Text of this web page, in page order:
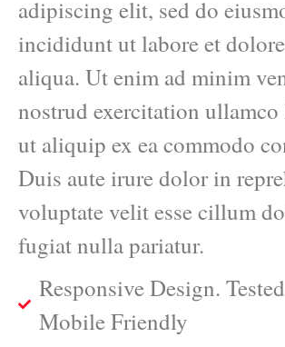
adipiscing elit, sed do
incididunt ut labore et
aliqua. Ut enim ad minim
nostrud exercitation
ut aliquip ex ea commodo
Duis aute irure dolor in
voluptate velit esse cillum
fugiat nulla pariatur.
Responsive Design.
Mobile Friendly